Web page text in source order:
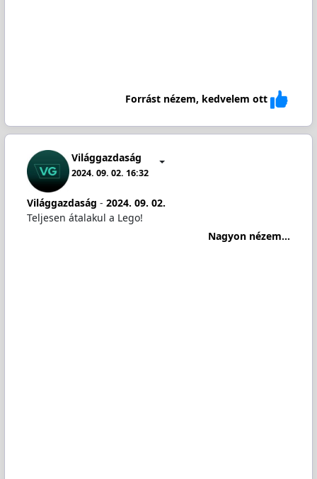
Forrást nézem, kedvelem ott
Világgazdaság
2024. 09. 02. 16:32
Világgazdaság - 2024. 09. 02.
Teljesen átalakul a Lego!
Nagyon nézem...